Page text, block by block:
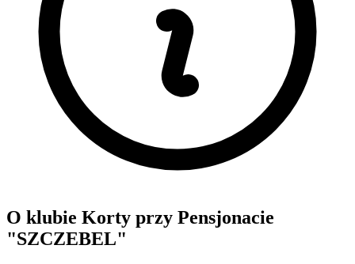
O klubie Korty przy Pensjonacie
"SZCZEBEL"